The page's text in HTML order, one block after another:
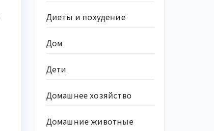
Диеты и похудение
Дом
Дети
Домашнее хозяйство
Домашние животные